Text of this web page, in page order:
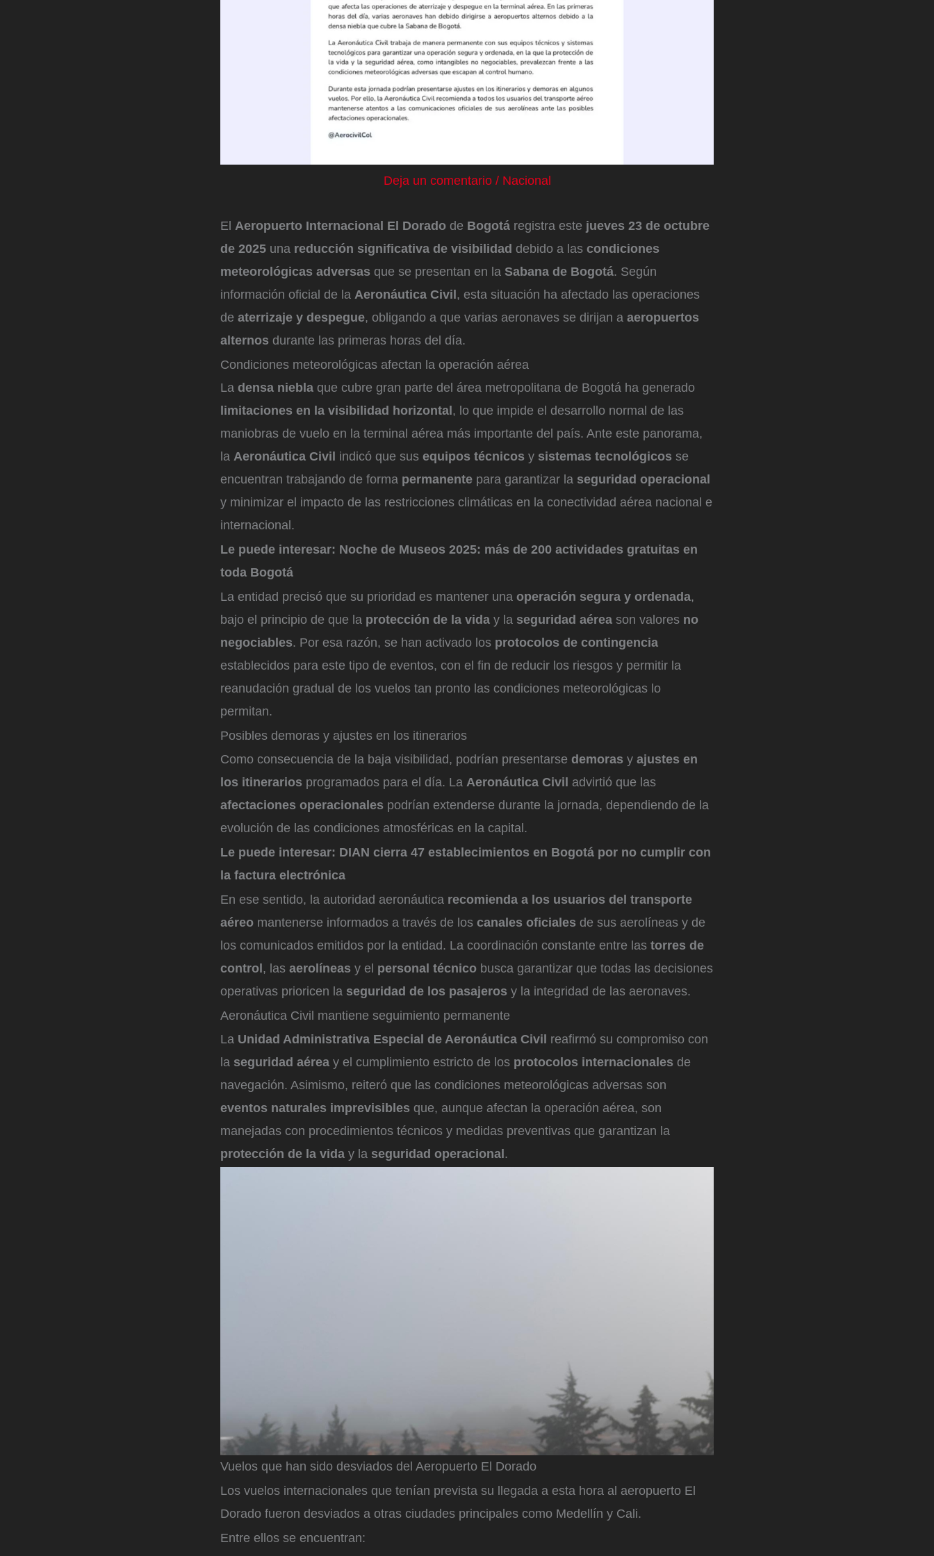
Deja un comentario / Nacional
El Aeropuerto Internacional El Dorado de Bogotá registra este jueves 23 de octubre
de 2025 una reducción significativa de visibilidad debido a las condiciones
meteorológicas adversas que se presentan en la Sabana de Bogotá. Según
información oficial de la Aeronáutica Civil , esta situación ha afectado las operaciones
de aterrizaje y despegue, obligando a que varias aeronaves se dirijan a aeropuertos
alternos durante las primeras horas del día.
Condiciones meteorológicas afectan la operación aérea
La densa niebla que cubre gran parte del área metropolitana de Bogotá ha generado
limitaciones en la visibilidad horizontal , lo que impide el desarrollo normal de las
maniobras de vuelo en la terminal aérea más importante del país. Ante este panorama,
la Aeronáutica Civil indicó que sus equipos técnicos y sistemas tecnológicos se
encuentran trabajando de forma permanente para garantizar la seguridad operacional
y minimizar el impacto de las restricciones climáticas en la conectividad aérea nacional e
internacional.
Le puede interesar: Noche de Museos 2025: más de 200 actividades gratuitas en
toda Bogotá
La entidad precisó que su prioridad es mantener una operación segura y ordenada,
bajo el principio de que la protección de la vida y la seguridad aérea son valores no
negociables. Por esa razón, se han activado los protocolos de contingencia
establecidos para este tipo de eventos, con el fin de reducir los riesgos y permitir la
reanudación gradual de los vuelos tan pronto las condiciones meteorológicas lo
permitan.
Posibles demoras y ajustes en los itinerarios
Como consecuencia de la baja visibilidad, podrían presentarse demoras y ajustes en
los itinerarios programados para el día. La Aeronáutica Civil advirtió que las
afectaciones operacionales podrían extenderse durante la jornada, dependiendo de la
evolución de las condiciones atmosféricas en la capital.
Le puede interesar: DIAN cierra 47 establecimientos en Bogotá por no cumplir con
la factura electrónica
En ese sentido, la autoridad aeronáutica recomienda a los usuarios del transporte
aéreo mantenerse informados a través de los canales oficiales de sus aerolíneas y de
los comunicados emitidos por la entidad. La coordinación constante entre las torres de
control, las aerolíneas y el personal técnico busca garantizar que todas las decisiones
operativas prioricen la seguridad de los pasajeros y la integridad de las aeronaves.
Aeronáutica Civil mantiene seguimiento permanente
La Unidad Administrativa Especial de Aeronáutica Civil reafirmó su compromiso con
la seguridad aérea y el cumplimiento estricto de los protocolos internacionales de
navegación. Asimismo, reiteró que las condiciones meteorológicas adversas son
eventos naturales imprevisibles que, aunque afectan la operación aérea, son
manejadas con procedimientos técnicos y medidas preventivas que garantizan la
protección de la vida y la seguridad operacional .
Vuelos que han sido desviados del Aeropuerto El Dorado
Los vuelos internacionales que tenían prevista su llegada a esta hora al aeropuerto El
Dorado fueron desviados a otras ciudades principales como Medellín y Cali.
Entre ellos se encuentran: